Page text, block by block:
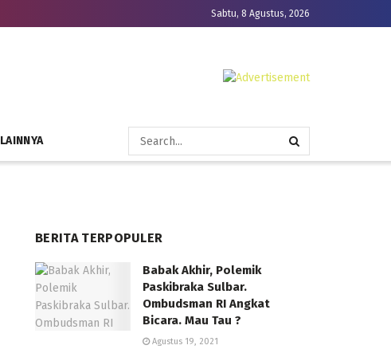
Sabtu, 8 Agustus, 2026
LAINNYA
BERITA TERPOPULER
Babak Akhir, Polemik
Paskibraka Sulbar.
Ombudsman RI Angkat
Bicara. Mau Tau ?
Agustus 19, 2021